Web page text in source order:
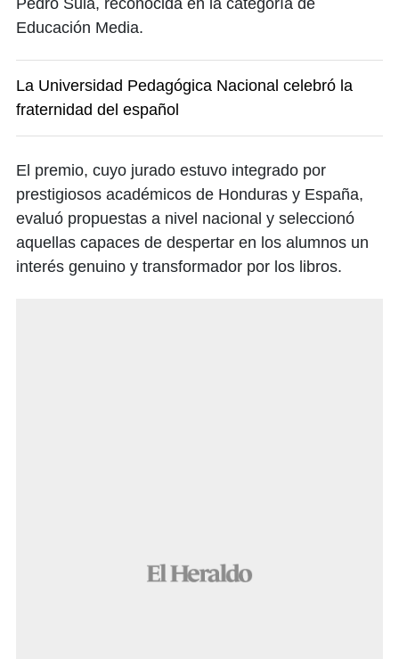
Pedro Sula, reconocida en la categoría de
Educación Media.
La Universidad Pedagógica Nacional celebró la
fraternidad del español
El premio, cuyo jurado estuvo integrado por
prestigiosos académicos de Honduras y España,
evaluó propuestas a nivel nacional y seleccionó
aquellas capaces de despertar en los alumnos un
interés genuino y transformador por los libros.